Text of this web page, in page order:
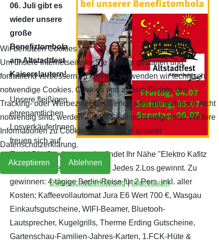
06. Juli gibt es
wieder unsere
große
Benefiztombola
am Altstadtfest
Kaiserslautern!
Unsere fleißigen
ehrenamtlichen
LosverkäuferInnen
freuen sich auf
Euch! Die Gewinnausgabe findet Ihr Nähe "Elektro Kafitz
& Antes" Höhe Salzstraße 4. Jedes 2.Los gewinnt. Zu
gewinnen: 4-tägige Berlin-Reise für 2 Pers. inkl. aller
Kosten; Kaffeevollautomat Jura E6 Wert 700 €, Wasgau
Einkaufsgutscheine, WIFI-Beamer, Bluetooh-
Lautsprecher, Kugelgrills, Therme Erding Gutscheine,
Gartenschau-Familien-Jahres-Karten, 1.FCK-Hüte &
Wir benutzen Cookies
Um unsere Internetseite für Sie optimal gestalten und
fortlaufend verbessern zu können, verwenden wir technisch
notwendige Cookies. Cookies und andere Skripte, die
Tracking- oder Werbezwecken dienen oder die technisch nicht
notwendig sind, werden auf der Seite nicht eingesetzt. Weitere
Informationen zu Cookies finden Sie in unserer
Datenschutzerklärung.
Akzeptieren Ablehnen
Datenschutzerklärung|Impressum